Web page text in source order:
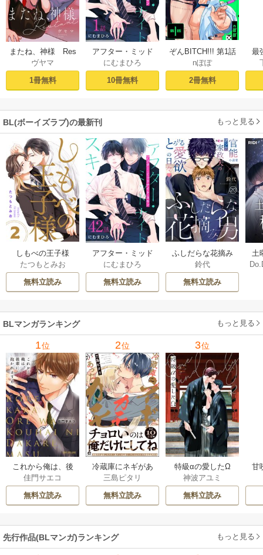
またね、神様 Res
tart［ばら売り］
プロローグ
ヴヤマ
1冊無料
アフター・ミッド
ナイト・スキン
［ばら売り］ 第1話
にむまひろ
10冊無料
ぞんBITCH!!! 第1話
nぽぽ
2冊無料
最
BL(ボーイズラブ)の最新刊 もっと見る
しもべの王子様
【描き下ろしおま
け付き特装版】 2巻
たつもとみお
無料立読み
アフター・ミッド
ナイト・スキン
［ばら売り］ 42巻
にむまひろ
無料立読み
ふしだらな花摘み
男 20巻
鈴代
無料立読み
土
上
BLマンガランキング もっと見る
1位
これから俺は、後
輩に抱かれます
佳門サエコ
無料立読み
2位
冷蔵庫にネギがあ
ったカモ
三島ピタリ
無料立読み
3位
特級αの愛したΩ
神波アユミ
無料立読み
甘
先行作品(BLマンガ)ランキング もっと見る